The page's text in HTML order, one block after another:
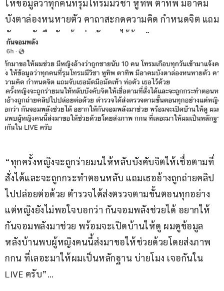
ให้ข้อมูลว่าทุกคนที่รุมโทรมมีวิชา หูทิพ ตาทิพ มีอาคม
บังตาล่องหนหายตัว คาถาสะกดความคิด กำหนดจิต แถม
จับเธอมัดมือมัดเท้า ห่อตัว เธอไว้ด้วย”
“ทุกครั้งหญิงจะถูกร่ายมนให้หลับบังคับจิตให้เชื่อตามที่
สั่งได้และจะถูกกระทำตอนหลับ แถมเธออ้างถูกถ่ายคลิป
ไปปล่อยต่อด้วย ตำรวจได้ส่งตรวจตามขั้นตอนทุกอย่าง
แต่หญิงยังไม่พอใจบอกว่า กันจอมพลังช่วยได้ อยากให้
กันจอมพลังมาช่วย พร้อมจะเปิดบ้านให้ดู ผมดูข้อมูล
หลังบ้านพบผู้หญิงคนนี้ส่งมาขอให้ช่วยด้วยโดยส่งภาพ
กกน ที่เลอะมาให้ผมเป็นหลักฐาน บ่ายโมง เจอกันใน
LIVE ครับ”…